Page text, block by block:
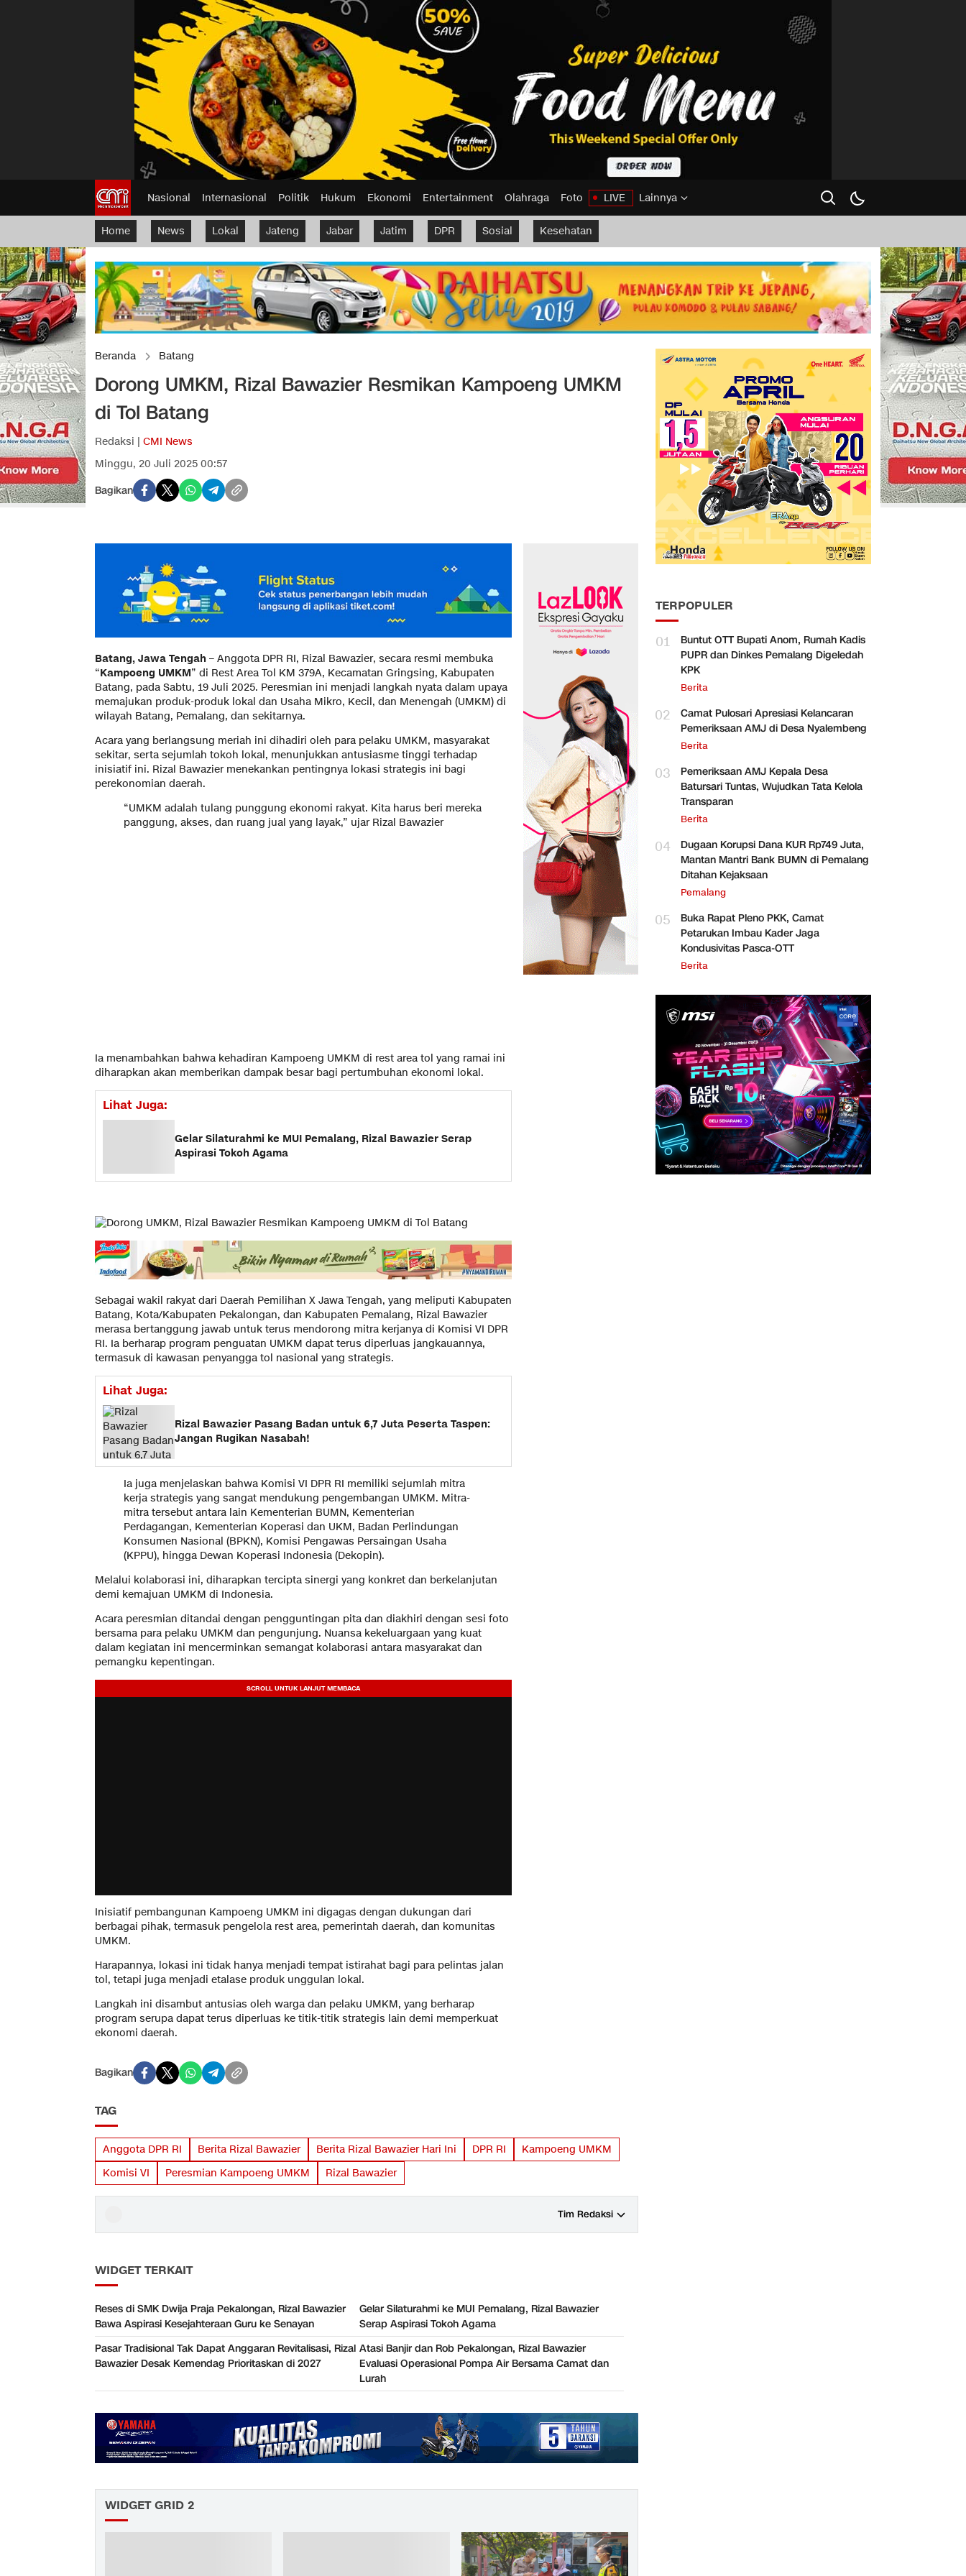
Nasional Internasional Politik Hukum Ekonomi Entertainment Olahraga Foto LIVE Lainnya
Home News Lokal Jateng Jabar Jatim DPR Sosial Kesehatan
Beranda Batang
Dorong UMKM, Rizal Bawazier Resmikan Kampoeng UMKM
di Tol Batang
Redaksi | CMI News
Minggu, 20 Juli 2025 00:57
Bagikan
Batang, Jawa Tengah – Anggota DPR RI, Rizal Bawazier, secara resmi membuka
“Kampoeng UMKM” di Rest Area Tol KM 379A, Kecamatan Gringsing, Kabupaten
Batang, pada Sabtu, 19 Juli 2025. Peresmian ini menjadi langkah nyata dalam upaya
memajukan produk-produk lokal dan Usaha Mikro, Kecil, dan Menengah (UMKM) di
wilayah Batang, Pemalang, dan sekitarnya.
Acara yang berlangsung meriah ini dihadiri oleh para pelaku UMKM, masyarakat
sekitar, serta sejumlah tokoh lokal, menunjukkan antusiasme tinggi terhadap
inisiatif ini. Rizal Bawazier menekankan pentingnya lokasi strategis ini bagi
perekonomian daerah.
“UMKM adalah tulang punggung ekonomi rakyat. Kita harus beri mereka
panggung, akses, dan ruang jual yang layak,” ujar Rizal Bawazier
Ia menambahkan bahwa kehadiran Kampoeng UMKM di rest area tol yang ramai ini
diharapkan akan memberikan dampak besar bagi pertumbuhan ekonomi lokal.
Lihat Juga:
Gelar Silaturahmi ke MUI Pemalang, Rizal Bawazier Serap
Aspirasi Tokoh Agama
Sebagai wakil rakyat dari Daerah Pemilihan X Jawa Tengah, yang meliputi Kabupaten
Batang, Kota/Kabupaten Pekalongan, dan Kabupaten Pemalang, Rizal Bawazier
merasa bertanggung jawab untuk terus mendorong mitra kerjanya di Komisi VI DPR
RI. Ia berharap program penguatan UMKM dapat terus diperluas jangkauannya,
termasuk di kawasan penyangga tol nasional yang strategis.
Lihat Juga:
Rizal Bawazier Pasang Badan untuk 6,7 Juta Peserta Taspen:
Jangan Rugikan Nasabah!
Ia juga menjelaskan bahwa Komisi VI DPR RI memiliki sejumlah mitra
kerja strategis yang sangat mendukung pengembangan UMKM. Mitra-
mitra tersebut antara lain Kementerian BUMN, Kementerian
Perdagangan, Kementerian Koperasi dan UKM, Badan Perlindungan
Konsumen Nasional (BPKN), Komisi Pengawas Persaingan Usaha
(KPPU), hingga Dewan Koperasi Indonesia (Dekopin).
Melalui kolaborasi ini, diharapkan tercipta sinergi yang konkret dan berkelanjutan
demi kemajuan UMKM di Indonesia.
Acara peresmian ditandai dengan pengguntingan pita dan diakhiri dengan sesi foto
bersama para pelaku UMKM dan pengunjung. Nuansa kekeluargaan yang kuat
dalam kegiatan ini mencerminkan semangat kolaborasi antara masyarakat dan
pemangku kepentingan.
Inisiatif pembangunan Kampoeng UMKM ini digagas dengan dukungan dari
berbagai pihak, termasuk pengelola rest area, pemerintah daerah, dan komunitas
UMKM.
Harapannya, lokasi ini tidak hanya menjadi tempat istirahat bagi para pelintas jalan
tol, tetapi juga menjadi etalase produk unggulan lokal.
Langkah ini disambut antusias oleh warga dan pelaku UMKM, yang berharap
program serupa dapat terus diperluas ke titik-titik strategis lain demi memperkuat
ekonomi daerah.
Bagikan
TAG
Anggota DPR RI Berita Rizal Bawazier Berita Rizal Bawazier Hari Ini DPR RI
Kampoeng UMKM
Komisi VI
Peresmian Kampoeng UMKM Rizal Bawazier
Tim Redaksi
WIDGET TERKAIT
Reses di SMK Dwija Praja Pekalongan, Rizal Bawazier
Bawa Aspirasi Kesejahteraan Guru ke Senayan
Gelar Silaturahmi ke MUI Pemalang, Rizal Bawazier
Serap Aspirasi Tokoh Agama
Pasar Tradisional Tak Dapat Anggaran Revitalisasi, Rizal
Bawazier Desak Kemendag Prioritaskan di 2027
Atasi Banjir dan Rob Pekalongan, Rizal Bawazier
Evaluasi Operasional Pompa Air Bersama Camat dan
Lurah
WIDGET GRID 2
TERPOPULER
01
Buntut OTT Bupati Anom, Rumah Kadis
PUPR dan Dinkes Pemalang Digeledah
KPK
Berita
02
Camat Pulosari Apresiasi Kelancaran
Pemeriksaan AMJ di Desa Nyalembeng
Berita
03
Pemeriksaan AMJ Kepala Desa
Batursari Tuntas, Wujudkan Tata Kelola
Transparan
Berita
04
Dugaan Korupsi Dana KUR Rp749 Juta,
Mantan Mantri Bank BUMN di Pemalang
Ditahan Kejaksaan
Pemalang
05
Buka Rapat Pleno PKK, Camat
Petarukan Imbau Kader Jaga
Kondusivitas Pasca-OTT
Berita